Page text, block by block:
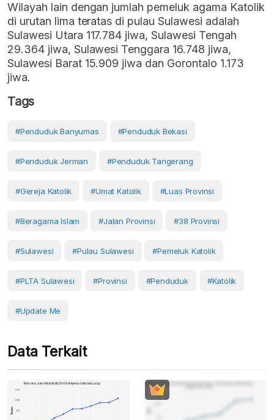
Wilayah lain dengan jumlah pemeluk agama Katolik
di urutan lima teratas di pulau Sulawesi adalah
Sulawesi Utara 117.784 jiwa, Sulawesi Tengah
29.364 jiwa, Sulawesi Tenggara 16.748 jiwa,
Sulawesi Barat 15.909 jiwa dan Gorontalo 1.173
jiwa.
Tags
#penduduk Banyumas #penduduk Bekasi
#Penduduk Jerman #penduduk Tangerang
#gereja Katolik #umat Katolik #luas Provinsi
#beragama Islam #Jalan Provinsi #38 Provinsi
#Sulawesi #Pulau Sulawesi #pemeluk Katolik
#PLTA Sulawesi #Provinsi #Penduduk #Katolik
#Update Me
Data Terkait